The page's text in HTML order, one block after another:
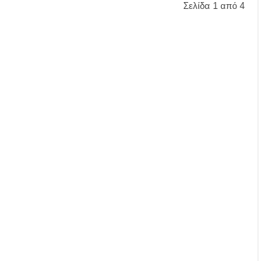
Σελίδα 1 από 4